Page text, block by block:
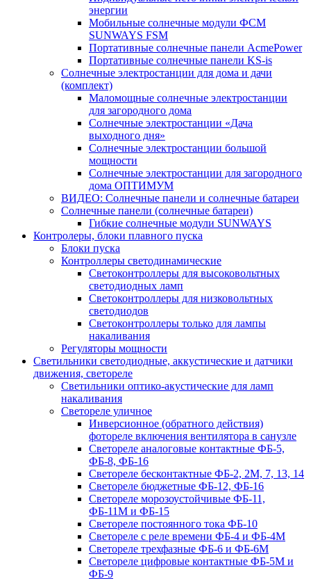
энергии
Мобильные солнечные модули ФСМ
SUNWAYS FSM
Портативные солнечные панели AcmePower
Портативные солнечные панели KS-is
Солнечные электростанции для дома и дачи
(комплект)
Маломощные солнечные электростанции
для загородного дома
Солнечные электростанции «Дача
выходного дня»
Солнечные электростанции большой
мощности
Солнечные электростанции для загородного
дома ОПТИМУМ
ВИДЕО: Солнечные панели и солнечные батареи
Солнечные панели (солнечные батареи)
Гибкие солнечные модули SUNWAYS
Контролеры, блоки плавного пуска
Блоки пуска
Контроллеры светодинамические
Светоконтроллеры для высоковольтных
светодиодных ламп
Светоконтроллеры для низковольтных
светодиодов
Светоконтроллеры только для лампы
накаливания
Регуляторы мощности
Светильники светодиодные, аккустические и датчики
движения, светореле
Светильники оптико-акустические для ламп
накаливания
Светореле уличное
Инверсионное (обратного действия)
фотореле включения вентилятора в санузле
Светореле аналоговые контактные ФБ-5,
ФБ-8, ФБ-16
Светореле бесконтактные ФБ-2, 2М, 7, 13, 14
Светореле бюджетные ФБ-12, ФБ-16
Светореле морозоустойчивые ФБ-11,
ФБ-11М и ФБ-15
Светореле постоянного тока ФБ-10
Светореле с реле времени ФБ-4 и ФБ-4М
Светореле трехфазные ФБ-6 и ФБ-6М
Светореле цифровые контактные ФБ-5М и
ФБ-9